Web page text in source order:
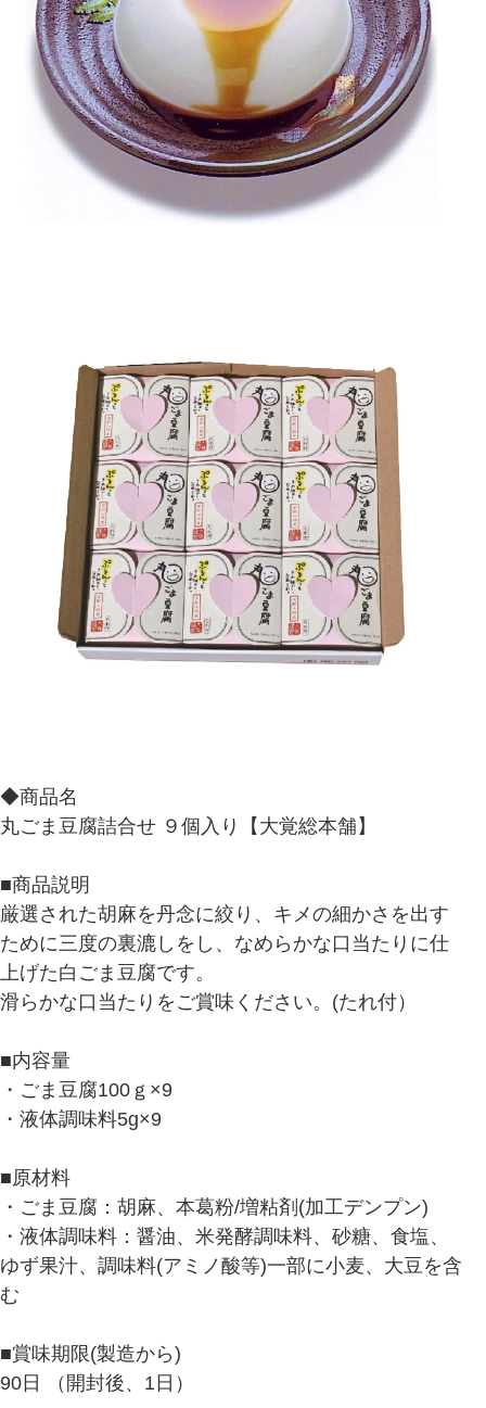
◆商品名
丸ごま豆腐詰合せ ９個入り【大覚総本舗】
■商品説明
厳選された胡麻を丹念に絞り、キメの細かさを出す
ために三度の裏漉しをし、なめらかな口当たりに仕
上げた白ごま豆腐です。
滑らかな口当たりをご賞味ください。(たれ付）
■内容量
・ごま豆腐100ｇ×9
・液体調味料5g×9
■原材料
・ごま豆腐：胡麻、本葛粉/増粘剤(加工デンプン)
・液体調味料：醤油、米発酵調味料、砂糖、食塩、
ゆず果汁、調味料(アミノ酸等)一部に小麦、大豆を含
む
■賞味期限(製造から)
90日 （開封後、1日）